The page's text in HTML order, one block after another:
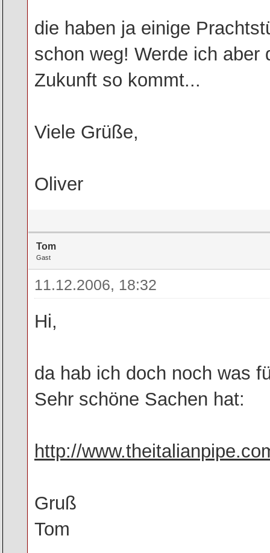
die haben ja einige
schon weg! Werde ich aber
Zukunft so kommt...
Viele Grüße,
Oliver
Tom
Gast
11.12.2006, 18:32
Hi,
da hab ich doch noch was
Sehr schöne Sachen hat:
http://
Gruß
Tom